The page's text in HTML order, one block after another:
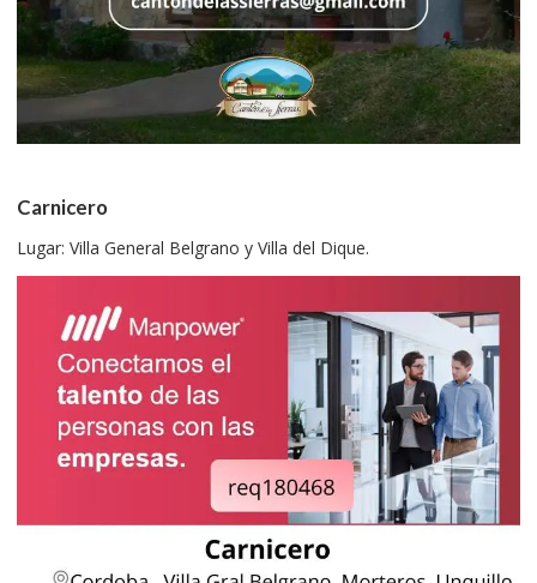
Carnicero
Lugar: Villa General Belgrano y Villa del Dique.